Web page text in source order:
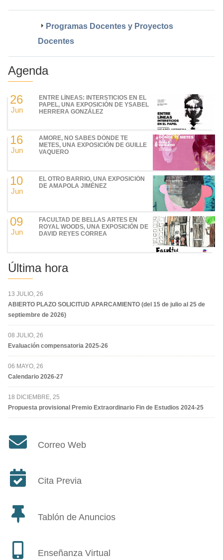
Programas Docentes y Proyectos
Docentes
Agenda
26
Jun
ENTRE LÍNEAS: INTERSTICIOS EN EL
PAPEL, UNA EXPOSICIÓN DE YSABEL
HERRERA GONZÁLEZ
16
Jun
AMORE, NO SABES DÓNDE TE
METES, UNA EXPOSICIÓN DE GUILLE
VAQUERO
10
Jun
EL OTRO BARRIO, UNA EXPOSICIÓN
DE AMAPOLA JIMÉNEZ
09
Jun
FACULTAD DE BELLAS ARTES EN
ROYAL WOODS, UNA EXPOSICIÓN DE
DAVID REYES CORREA
Última hora
13 JULIO, 26
ABIERTO PLAZO SOLICITUD APARCAMIENTO (del 15 de julio al 25 de
septiembre de 2026)
08 JULIO, 26
Evaluación compensatoria 2025-26
06 MAYO, 26
Calendario 2026-27
18 DICIEMBRE, 25
Propuesta provisional Premio Extraordinario Fin de Estudios 2024-25
Correo Web
Cita Previa
Tablón de Anuncios
Enseñanza Virtual